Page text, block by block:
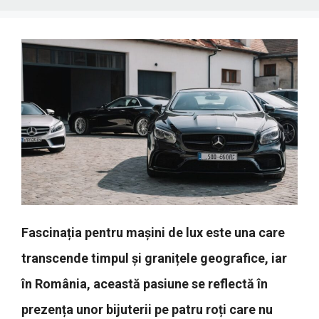
Fascinația pentru mașini de lux este una care
transcende timpul și granițele geografice, iar
în România, această pasiune se reflectă în
prezența unor bijuterii pe patru roți care nu